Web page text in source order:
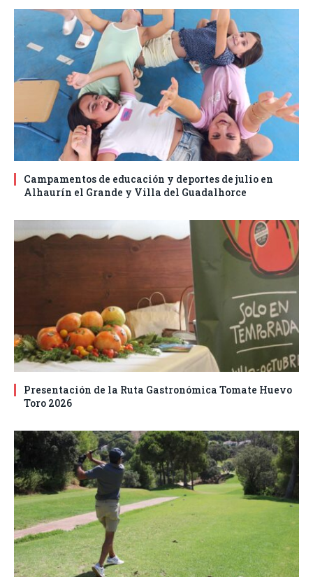
Campamentos de educación y deportes de julio en
Alhaurín el Grande y Villa del Guadalhorce
Presentación de la Ruta Gastronómica Tomate Huevo
Toro 2026